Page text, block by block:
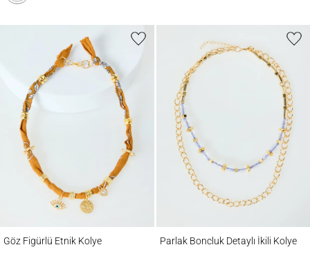
Göz Figürlü Etnik Kolye Parlak Boncluk Detaylı İkili Kolye